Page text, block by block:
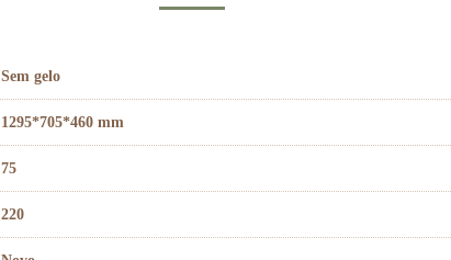
Sem gelo
1295*705*460 mm
75
220